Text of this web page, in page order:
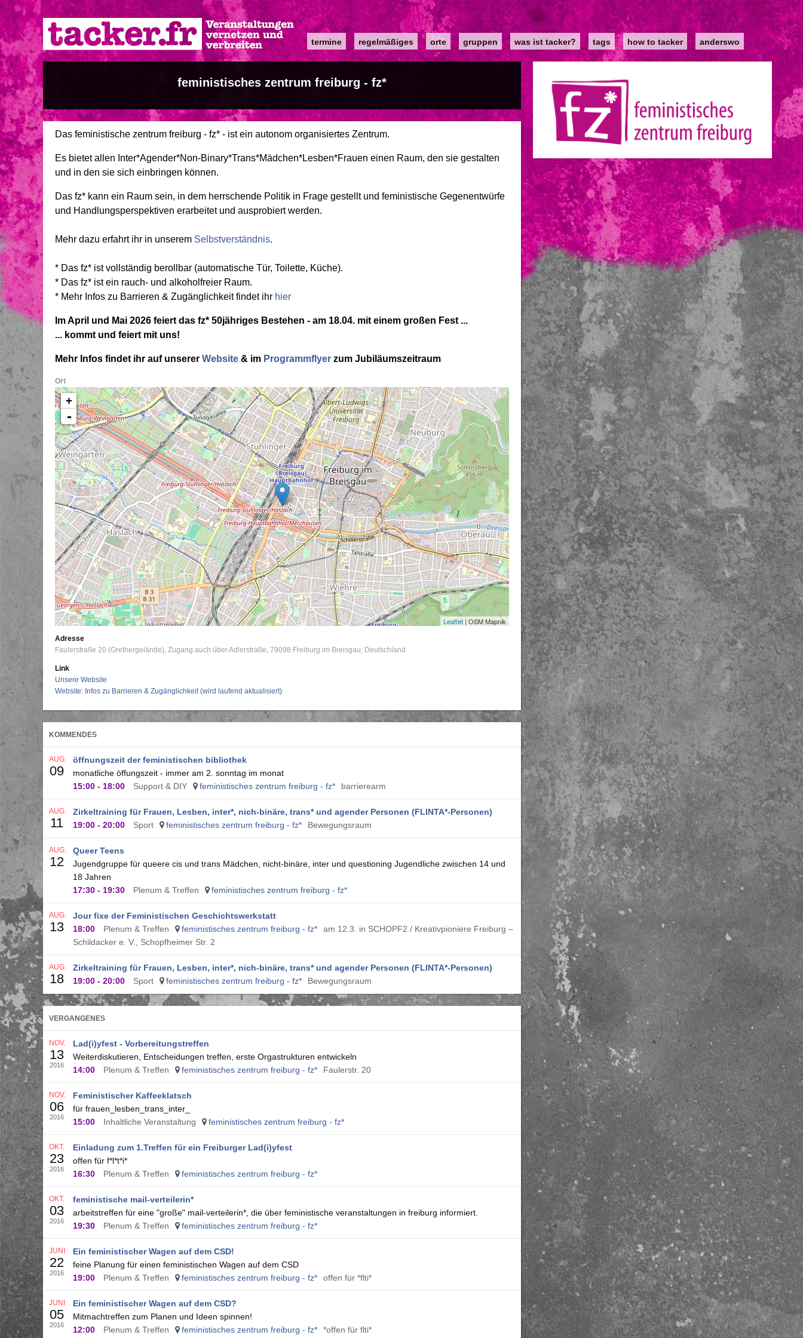
Direkt
zum
Inhalt
Main
navigation
termine regelmäßiges orte gruppen was ist tacker? tags how to tacker anderswo
feministisches zentrum freiburg - fz*
Das feministische zentrum freiburg - fz* - ist ein autonom organisiertes Zentrum.
Es bietet allen Inter*Agender*Non-Binary*Trans*Mädchen*Lesben*Frauen einen Raum, den sie gestalten
und in den sie sich einbringen können.
Das fz* kann ein Raum sein, in dem herrschende Politik in Frage gestellt und feministische Gegenentwürfe
und Handlungsperspektiven erarbeitet und ausprobiert werden.
Mehr dazu erfahrt ihr in unserem Selbstverständnis.
* Das fz* ist vollständig berollbar (automatische Tür, Toilette, Küche).
* Das fz* ist ein rauch- und alkoholfreier Raum.
* Mehr Infos zu Barrieren & Zugänglichkeit findet ihr hier
Im April und Mai 2026 feiert das fz* 50jähriges Bestehen - am 18.04. mit einem großen Fest ...
... kommt und feiert mit uns!
Mehr Infos findet ihr auf unserer Website & im Programmflyer zum Jubiläumszeitraum
Ort
+
-
Leaflet | OSM Mapnik
Adresse
Faulerstraße 20 (Grethergelände) Zugang auch über Adlerstraße 79098 Freiburg im Breisgau Deutschland
Link
Unsere Website
Website: Infos zu Barrieren & Zugänglichkeit (wird laufend aktualisiert)
KOMMENDES
öffnungszeit der feministischen bibliothek
monatliche öffungszeit - immer am 2. sonntag im monat
15:00 - 18:00 Support & DIY feministisches zentrum freiburg - fz* barrierearm
AUG.
09
Zirkeltraining für Frauen, Lesben, inter*, nich-binäre, trans* und agender Personen (FLINTA*-Personen)
19:00 - 20:00 Sport feministisches zentrum freiburg - fz* Bewegungsraum
AUG.
11
Queer Teens
Jugendgruppe für queere cis und trans Mädchen, nicht-binäre, inter und questioning Jugendliche zwischen 14 und
18 Jahren
17:30 - 19:30 Plenum & Treffen feministisches zentrum freiburg - fz*
AUG.
12
Jour fixe der Feministischen Geschichtswerkstatt
18:00
Plenum & Treffen feministisches zentrum freiburg - fz*
am 12.3. in SCHOPF2 / Kreativpioniere Freiburg –
Schildacker e. V., Schopfheimer Str. 2
AUG.
13
Zirkeltraining für Frauen, Lesben, inter*, nich-binäre, trans* und agender Personen (FLINTA*-Personen)
19:00 - 20:00 Sport feministisches zentrum freiburg - fz* Bewegungsraum
AUG.
18
VERGANGENES
Lad(i)yfest - Vorbereitungstreffen
Weiterdiskutieren, Entscheidungen treffen, erste Orgastrukturen entwickeln
14:00
Plenum & Treffen feministisches zentrum freiburg - fz* Faulerstr. 20
NOV.
13
2016
Feministischer Kaffeeklatsch
für frauen_lesben_trans_inter_
15:00
Inhaltliche Veranstaltung feministisches zentrum freiburg - fz*
NOV.
06
2016
Einladung zum 1.Treffen für ein Freiburger Lad(i)yfest
offen für f*l*t*i*
16:30
Plenum & Treffen feministisches zentrum freiburg - fz*
OKT.
23
2016
feministische mail-verteilerin*
arbeitstreffen für eine "große" mail-verteilerin*, die über feministische veranstaltungen in freiburg informiert.
19:30
Plenum & Treffen feministisches zentrum freiburg - fz*
OKT.
03
2016
Ein feministischer Wagen auf dem CSD!
feine Planung für einen feministischen Wagen auf dem CSD
19:00
Plenum & Treffen feministisches zentrum freiburg - fz* offen für *flti*
JUNI
22
2016
Ein feministischer Wagen auf dem CSD?
Mitmachtreffen zum Planen und Ideen spinnen!
12:00
Plenum & Treffen feministisches zentrum freiburg - fz* *offen für flti*
JUNI
05
2016